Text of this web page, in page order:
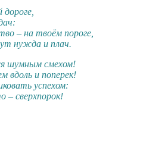
дороге,
– на твоём пороге,
нужда и плач.
шумным смехом!
вдоль и поперек!
успехом:
– сверхпорок!